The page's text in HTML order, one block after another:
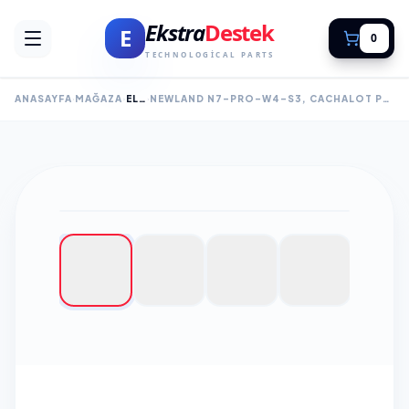
E EkstraDestek
TECHNOLOGICAL PARTS
0
ANASAYFA MAĞAZA EL TERMINALI NEWLAND N7-PRO-W4-S3, CACHALOT PRO II, ANDROID 11, WIFI, BLUETOOTH, 4 GB RAM, 64 GB ROM, 2D KAREKOD, 4" DOKUNMATIK EKRAN, EL TERMINALI